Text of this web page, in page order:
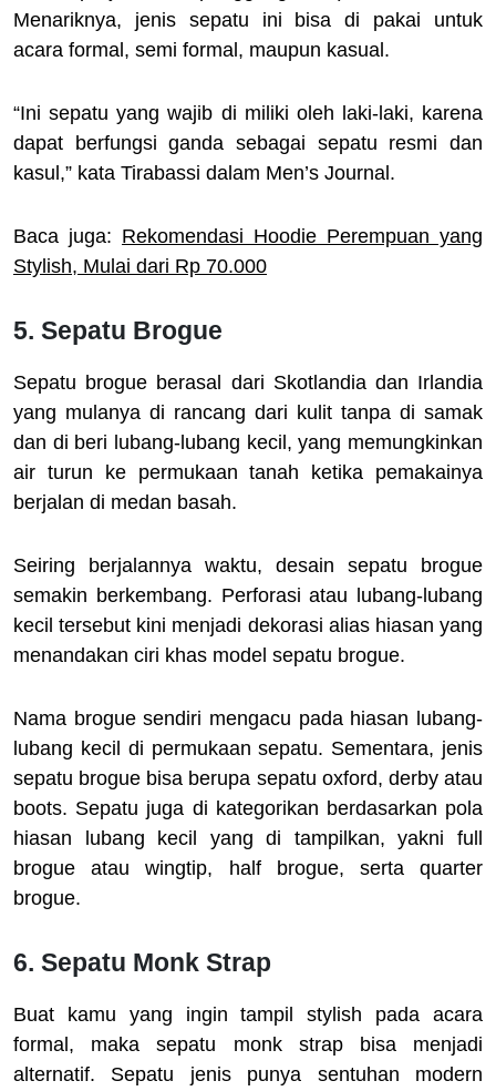
Menariknya, jenis sepatu ini bisa di pakai untuk
acara formal, semi formal, maupun kasual.
“Ini sepatu yang wajib di miliki oleh laki-laki, karena
dapat berfungsi ganda sebagai sepatu resmi dan
kasul,” kata Tirabassi dalam Men’s Journal.
Baca juga: Rekomendasi Hoodie Perempuan yang
Stylish, Mulai dari Rp 70.000
5. Sepatu Brogue
Sepatu brogue berasal dari Skotlandia dan Irlandia
yang mulanya di rancang dari kulit tanpa di samak
dan di beri lubang-lubang kecil, yang memungkinkan
air turun ke permukaan tanah ketika pemakainya
berjalan di medan basah.
Seiring berjalannya waktu, desain sepatu brogue
semakin berkembang. Perforasi atau lubang-lubang
kecil tersebut kini menjadi dekorasi alias hiasan yang
menandakan ciri khas model sepatu brogue.
Nama brogue sendiri mengacu pada hiasan lubang-
lubang kecil di permukaan sepatu. Sementara, jenis
sepatu brogue bisa berupa sepatu oxford, derby atau
boots. Sepatu juga di kategorikan berdasarkan pola
hiasan lubang kecil yang di tampilkan, yakni full
brogue atau wingtip, half brogue, serta quarter
brogue.
6. Sepatu Monk Strap
Buat kamu yang ingin tampil stylish pada acara
formal, maka sepatu monk strap bisa menjadi
alternatif. Sepatu jenis punya sentuhan modern